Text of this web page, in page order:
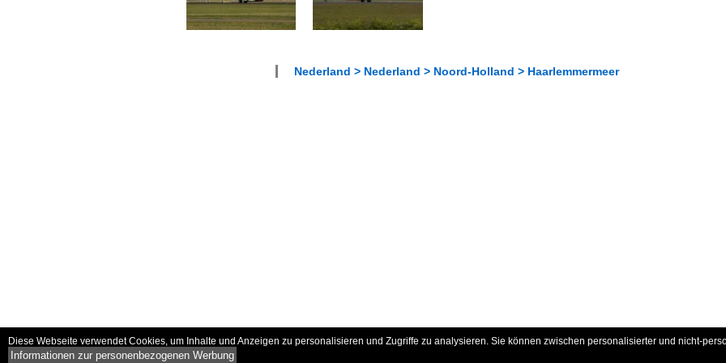
Nederland > Nederland > Noord-Holland > Haarlemmermeer
Diese Webseite verwendet Cookies, um Inhalte und Anzeigen zu personalisieren und Zugriffe zu analysieren. Sie können zwischen personalisierter und nicht-
Informationen zur personenbezogenen Werbung